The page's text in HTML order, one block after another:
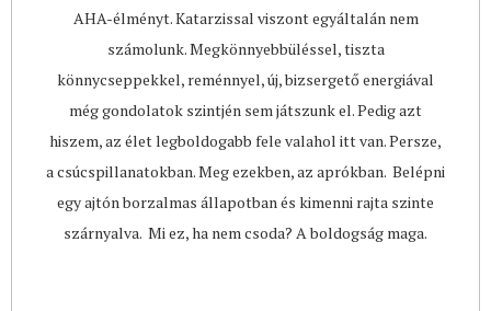
AHA-élményt. Katarzissal viszont egyáltalán nem
számolunk. Megkönnyebbüléssel, tiszta
könnycseppekkel, reménnyel, új, bizsergető energiával
még gondolatok szintjén sem játszunk el. Pedig azt
hiszem, az élet legboldogabb fele valahol itt van. Persze,
a csúcspillanatokban. Meg ezekben, az aprókban. Belépni
egy ajtón borzalmas állapotban és kimenni rajta szinte
szárnyalva. Mi ez, ha nem csoda? A boldogság maga.